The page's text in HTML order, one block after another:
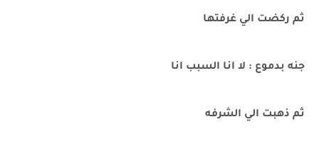
ثم ركضت الي غرفتها
جنه بدموع : لا انا السبب انا
ثم ذهبت الي الشرفه